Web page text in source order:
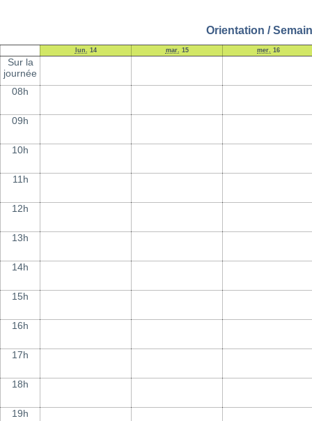
Orientation /
lun. 14 mar. 15 mer. 16
Sur la
journée
08h
09h
10h
11h
12h
13h
14h
15h
16h
17h
18h
19h